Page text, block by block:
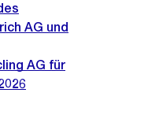
AG und
AG für